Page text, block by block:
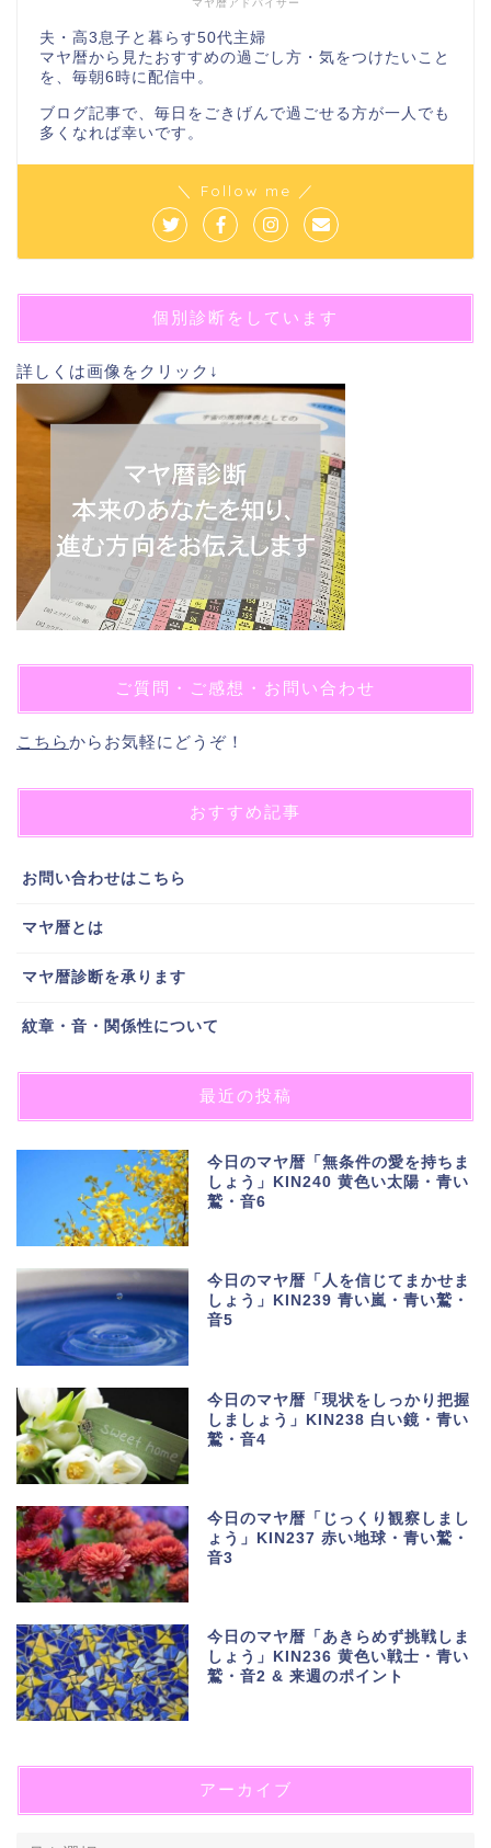
マヤ暦アドバイザー
夫・高3息子と暮らす50代主婦
マヤ暦から見たおすすめの過ごし方・気をつけたいこと
を、毎朝6時に配信中。
ブログ記事で、毎日をごきげんで過ごせる方が一人でも
多くなれば幸いです。
＼ Follow me ／
個別診断をしています
詳しくは画像をクリック↓
ご質問・ご感想・お問い合わせ
こちらからお気軽にどうぞ！
おすすめ記事
お問い合わせはこちら
マヤ暦とは
マヤ暦診断を承ります
紋章・音・関係性について
最近の投稿
今日のマヤ暦「無条件の愛を持ちま
しょう」KIN240 黄色い太陽・青い
鷲・音6
今日のマヤ暦「人を信じてまかせま
しょう」KIN239 青い嵐・青い鷲・
音5
今日のマヤ暦「現状をしっかり把握
しましょう」KIN238 白い鏡・青い
鷲・音4
今日のマヤ暦「じっくり観察しまし
ょう」KIN237 赤い地球・青い鷲・
音3
今日のマヤ暦「あきらめず挑戦しま
しょう」KIN236 黄色い戦士・青い
鷲・音2 & 来週のポイント
アーカイブ